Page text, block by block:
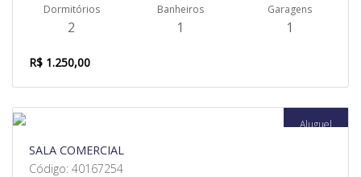
Dormitórios
2
Banheiros
1
Garagens
1
R$ 1.250,00
Aluguel
SALA COMERCIAL
Código: 40167254